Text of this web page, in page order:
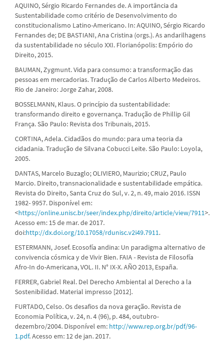
AQUINO, Sérgio Ricardo Fernandes de. A importância da
Sustentabilidade como critério de Desenvolvimento do
constitucionalismo Latino-Americano. In: AQUINO, Sérgio Ricardo
Fernandes de; DE BASTIANI, Ana Cristina (orgs.). As andarilhagens
da sustentabilidade no século XXI. Florianópolis: Empório do
Direito, 2015.
BAUMAN, Zygmunt. Vida para consumo: a transformação das
pessoas em mercadorias. Tradução de Carlos Alberto Medeiros.
Rio de Janeiro: Jorge Zahar, 2008.
BOSSELMANN, Klaus. O princípio da sustentabilidade:
transformando direito e governança. Tradução de Phillip Gil
França. São Paulo: Revista dos Tribunais, 2015.
CORTINA, Adela. Cidadãos do mundo: para uma teoria da
cidadania. Tradução de Silvana Cobucci Leite. São Paulo: Loyola,
2005.
DANTAS, Marcelo Buzaglo; OLIVIERO, Maurizio; CRUZ, Paulo
Marcio. Direito, transnacionalidade e sustentabilidade empática.
Revista do Direito, Santa Cruz do Sul, v. 2, n. 49, maio 2016. ISSN
1982- 9957. Disponível em:
<https://online.unisc.br/seer/index.php/direito/article/view/7911>.
Acesso em: 15 de mar. de 2017.
doi:http://dx.doi.org/10.17058/rdunisc.v2i49.7911.
ESTERMANN, Josef. Ecosofía andina: Un paradigma alternativo de
convivencia cósmica y de Vivir Bien. FAIA - Revista de Filosofía
Afro-In do-Americana, VOL. II. N° IX-X. AÑO 2013, España.
FERRER, Gabriel Real. Del Derecho Ambiental al Derecho a la
Sostenibilidad. Material impresso [2012].
FURTADO, Celso. Os desafios da nova geração. Revista de
Economia Política, v. 24, n. 4 (96), p. 484, outubro-
dezembro/2004. Disponível em: http://www.rep.org.br/pdf/96-
1.pdf. Acesso em: 12 de jan. 2017.